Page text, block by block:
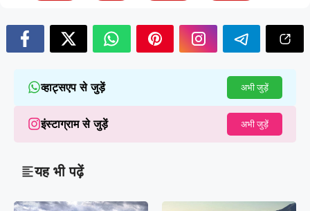
व्हाट्सएप से जुड़ें अभी जुड़ें
इंस्टाग्राम से जुड़ें अभी जुड़ें
यह भी पढ़ें